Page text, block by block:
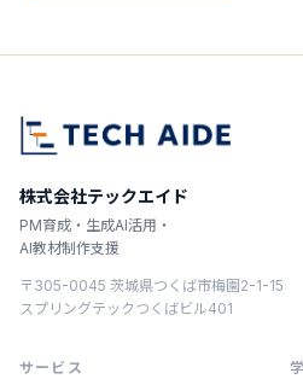
株式会社テックエイド
PM育成・生成AI活用・
AI教材制作支援
〒305-0045 茨城県つくば市梅園2-1-15
スプリングテックつくばビル401
サービス